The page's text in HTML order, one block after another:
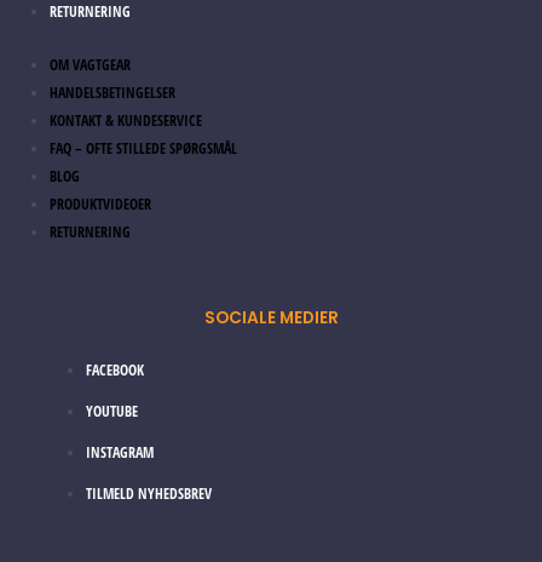
RETURNERING
OM VAGTGEAR
HANDELSBETINGELSER
KONTAKT & KUNDESERVICE
FAQ – OFTE STILLEDE SPØRGSMÅL
BLOG
PRODUKTVIDEOER
RETURNERING
SOCIALE MEDIER
FACEBOOK
YOUTUBE
INSTAGRAM
TILMELD NYHEDSBREV